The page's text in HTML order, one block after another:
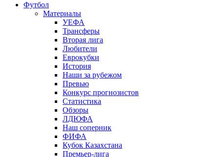
Футбол
Материалы
УЕФА
Трансферы
Вторая лига
Любители
Еврокубки
История
Наши за рубежом
Превью
Конкурс прогнозистов
Статистика
Обзоры
ЛДЮФА
Наш соперник
ФИФА
Кубок Казахстана
Премьер-лига